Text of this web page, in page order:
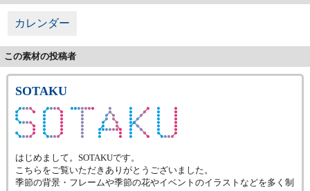
カレンダー
この素材の投稿者
SOTAKU
はじめまして。SOTAKUです。
こちらをご覧いただきありがとうございました。
季節の背景・フレームや季節の花やイベントのイラストなどを多く制